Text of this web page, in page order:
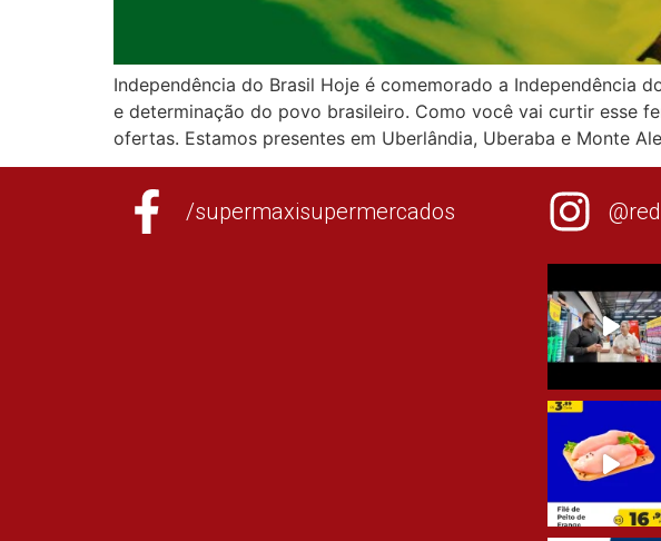
Independência do Brasil Hoje é comemorado a Independência
e determinação do povo brasileiro. Como você vai curtir esse
ofertas. Estamos presentes em Uberlândia, Uberaba e Monte
/supermaxisupermercados